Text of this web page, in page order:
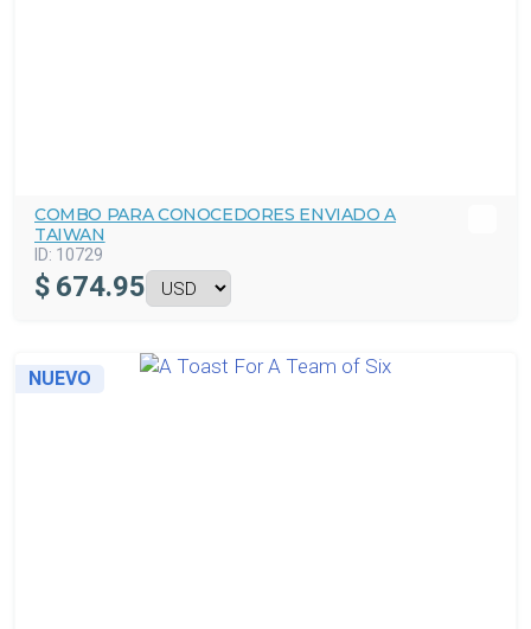
COMBO PARA CONOCEDORES ENVIADO A
TAIWAN
ID: 10729
$ 674.95
NUEVO